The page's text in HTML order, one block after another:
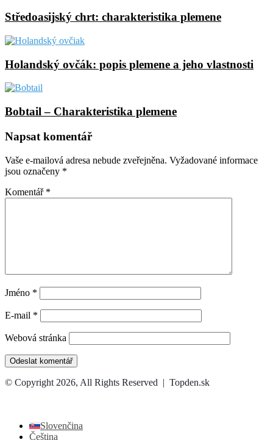
Středoasijský chrt: charakteristika plemene
Holandský ovčák: popis plemene a jeho vlastnosti
Bobtail – Charakteristika plemene
Napsat komentář
Vaše e-mailová adresa nebude zveřejněna. Vyžadované informace
jsou označeny *
Komentář *
Jméno *
E-mail *
Webová stránka
© Copyright 2026, All Rights Reserved | Topden.sk
button
Slovenčina
Čeština